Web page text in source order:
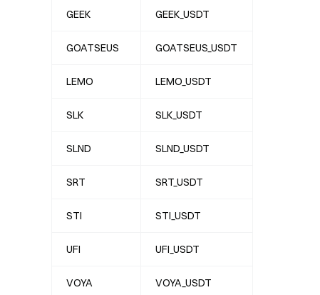
GEEK GEEK_USDT
GOATSEUS GOATSEUS_USDT
LEMO LEMO_USDT
SLK SLK_USDT
SLND SLND_USDT
SRT SRT_USDT
STI STI_USDT
UFI UFI_USDT
VOYA VOYA_USDT